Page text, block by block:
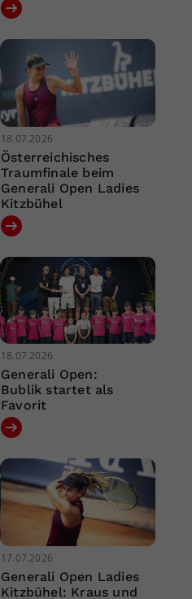
18.07.2026
Österreichisches
Traumfinale beim
Generali Open Ladies
Kitzbühel
18.07.2026
Generali Open:
Bublik startet als
Favorit
17.07.2026
Generali Open Ladies
Kitzbühel: Kraus und